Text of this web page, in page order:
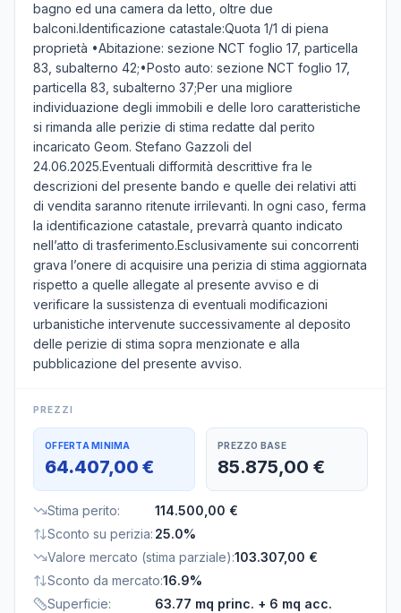
bagno ed una camera da letto, oltre due
balconi.Identificazione catastale:Quota 1/1 di piena
proprietà •Abitazione: sezione NCT foglio 17, particella
83, subalterno 42;•Posto auto: sezione NCT foglio 17,
particella 83, subalterno 37;Per una migliore
individuazione degli immobili e delle loro caratteristiche
si rimanda alle perizie di stima redatte dal perito
incaricato Geom. Stefano Gazzoli del
24.06.2025.Eventuali difformità descrittive fra le
descrizioni del presente bando e quelle dei relativi atti
di vendita saranno ritenute irrilevanti. In ogni caso, ferma
la identificazione catastale, prevarrà quanto indicato
nell’atto di trasferimento.Esclusivamente sui concorrenti
grava l’onere di acquisire una perizia di stima aggiornata
rispetto a quelle allegate al presente avviso e di
verificare la sussistenza di eventuali modificazioni
urbanistiche intervenute successivamente al deposito
delle perizie di stima sopra menzionate e alla
pubblicazione del presente avviso.
PREZZI
OFFERTA MINIMA
64.407,00 €
PREZZO BASE
85.875,00 €
Stima perito:
114.500,00 €
Sconto su perizia: 25.0%
Valore mercato (stima parziale):103.307,00 €
Sconto da mercato:16.9%
Superficie: 63.77 mq princ. + 6 mq acc.